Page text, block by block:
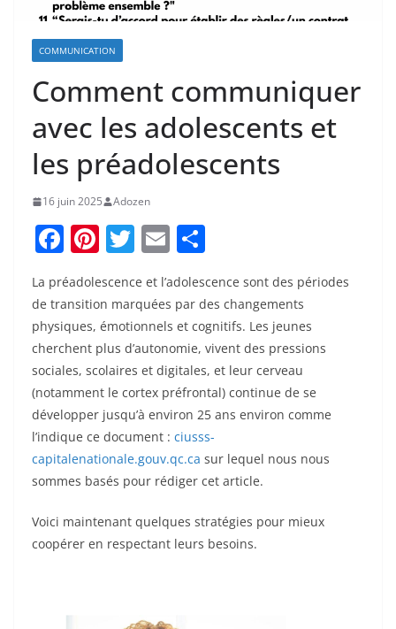
COMMUNICATION
Comment communiquer
avec les adolescents et
les préadolescents
16 juin 2025 Adozen
F
a
c
e
b
o
o
k
Pi
er
e
st
T
itt
er
E
m
ai
l
ta
g
er
La préadolescence et l’adolescence sont des périodes
de transition marquées par des changements
physiques, émotionnels et cognitifs. Les jeunes
cherchent plus d’autonomie, vivent des pressions
sociales, scolaires et digitales, et leur cerveau
(notamment le cortex préfrontal) continue de se
développer jusqu’à environ 25 ans environ comme
l’indique ce document : ciusss-
capitalenationale.gouv.qc.ca sur lequel nous nous
sommes basés pour rédiger cet article.
Voici maintenant quelques stratégies pour mieux
coopérer en respectant leurs besoins.